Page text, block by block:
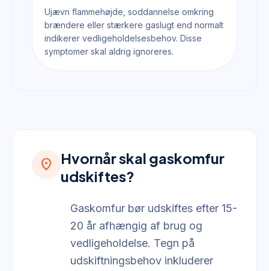
Ujævn flammehøjde, soddannelse omkring
brændere eller stærkere gaslugt end normalt
indikerer vedligeholdelsesbehov. Disse
symptomer skal aldrig ignoreres.
location_on
Hvornår skal gaskomfur
udskiftes?
Gaskomfur bør udskiftes efter 15-
20 år afhængig af brug og
vedligeholdelse. Tegn på
udskiftningsbehov inkluderer